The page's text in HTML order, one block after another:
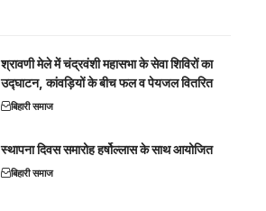
श्रावणी मेले में चंद्रवंशी महासभा के सेवा शिविरों का
उद्घाटन, कांवड़ियों के बीच फल व पेयजल वितरित
बिहारी समाज
स्थापना दिवस समारोह हर्षोल्लास के साथ आयोजित
बिहारी समाज